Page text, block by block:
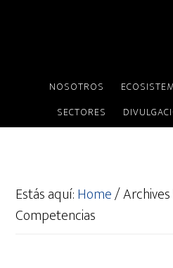
NOSOTROS
SECTORES
Estás aquí:Home/
Competencias